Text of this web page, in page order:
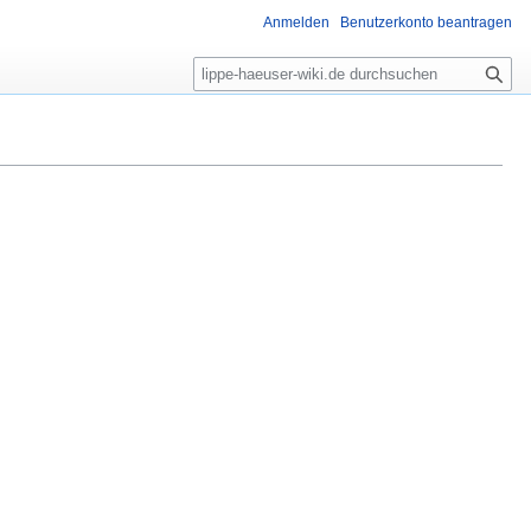
Anmelden Benutzerkonto beantragen
S
u
e